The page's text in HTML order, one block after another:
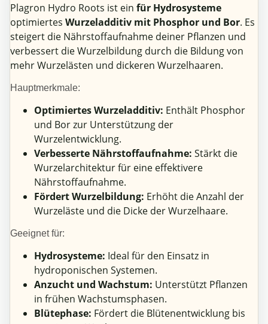
Plagron Hydro Roots ist ein für Hydrosysteme
optimiertes Wurzeladditiv mit Phosphor und Bor. Es
steigert die Nährstoffaufnahme deiner Pflanzen und
verbessert die Wurzelbildung durch die Bildung von
mehr Wurzelästen und dickeren Wurzelhaaren.
Hauptmerkmale:
Optimiertes Wurzeladditiv: Enthält Phosphor
und Bor zur Unterstützung der
Wurzelentwicklung.
Verbesserte Nährstoffaufnahme: Stärkt die
Wurzelarchitektur für eine effektivere
Nährstoffaufnahme.
Fördert Wurzelbildung: Erhöht die Anzahl der
Wurzeläste und die Dicke der Wurzelhaare.
Geeignet für:
Hydrosysteme: Ideal für den Einsatz in
hydroponischen Systemen.
Anzucht und Wachstum: Unterstützt Pflanzen
in frühen Wachstumsphasen.
Blütephase: Fördert die Blütenentwicklung bis